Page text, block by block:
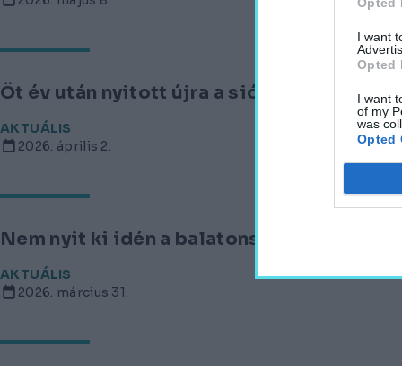
I want
Opted
I want
of my
was
Opted
Öt év után nyitott újra a siófoki Galerius
AKTUÁLIS
2026. április 2.
Nem nyit ki idén a balatonszemesi
AKTUÁLIS
2026. március 31.